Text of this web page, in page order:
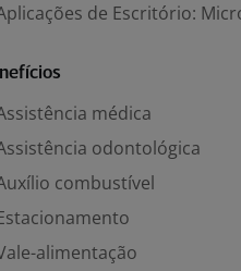
de Escritório:
médica
odontológica
combustível
alimentação